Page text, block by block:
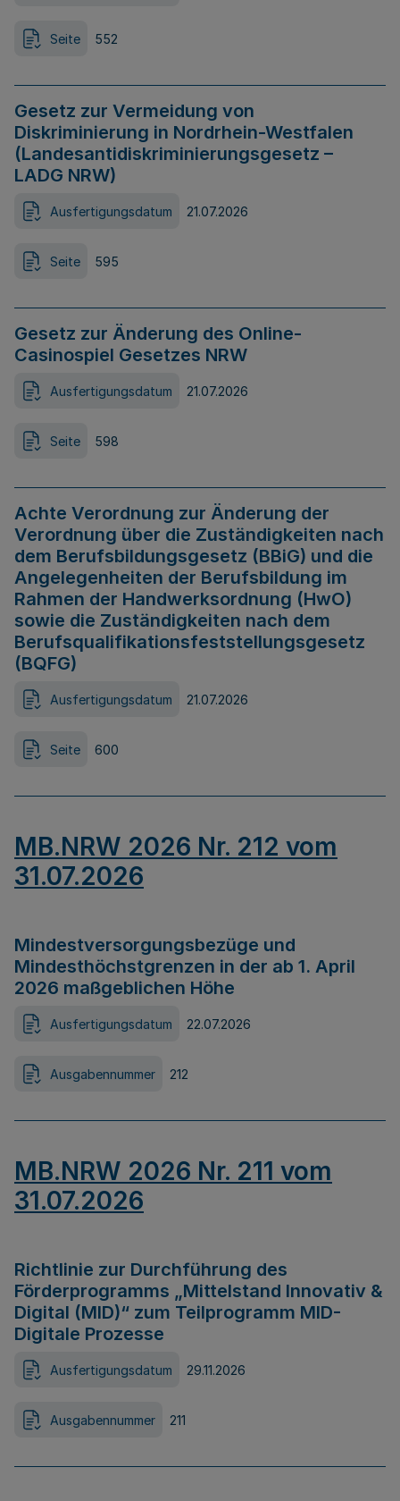
Seite 552
Gesetz zur Vermeidung von
Diskriminierung in Nordrhein-Westfalen
(Landesantidiskriminierungsgesetz –
LADG NRW)
Ausfertigungsdatum 21.07.2026
Seite 595
Gesetz zur Änderung des Online-
Casinospiel Gesetzes NRW
Ausfertigungsdatum 21.07.2026
Seite 598
Achte Verordnung zur Änderung der
Verordnung über die Zuständigkeiten nach
dem Berufsbildungsgesetz (BBiG) und die
Angelegenheiten der Berufsbildung im
Rahmen der Handwerksordnung (HwO)
sowie die Zuständigkeiten nach dem
Berufsqualifikationsfeststellungsgesetz
(BQFG)
Ausfertigungsdatum 21.07.2026
Seite 600
MB.NRW 2026 Nr. 212 vom
31.07.2026
Mindestversorgungsbezüge und
Mindesthöchstgrenzen in der ab 1. April
2026 maßgeblichen Höhe
Ausfertigungsdatum 22.07.2026
Ausgabennummer 212
MB.NRW 2026 Nr. 211 vom
31.07.2026
Richtlinie zur Durchführung des
Förderprogramms „Mittelstand Innovativ &
Digital (MID)“ zum Teilprogramm MID-
Digitale Prozesse
Ausfertigungsdatum 29.11.2026
Ausgabennummer 211